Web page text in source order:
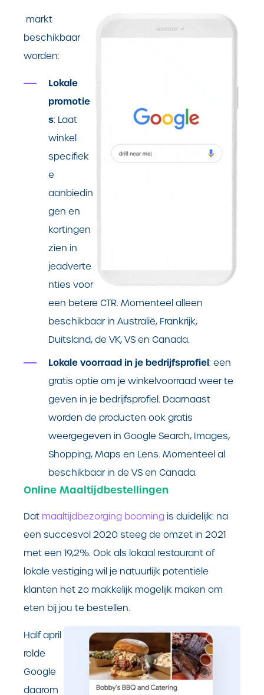
markt
beschikbaar
worden:
Lokale
promotie
s: Laat
winkel
specifiek
e
aanbiedin
gen en
kortingen
zien in
jeadverte
nties voor
een betere CTR. Momenteel alleen
beschikbaar in Australië, Frankrijk,
Duitsland, de VK, VS en Canada.
Lokale voorraad in je bedrijfsprofiel: een
gratis optie om je winkelvoorraad weer te
geven in je bedrijfsprofiel. Daarnaast
worden de producten ook gratis
weergegeven in Google Search, Images,
Shopping, Maps en Lens. Momenteel al
beschikbaar in de VS en Canada.
Online Maaltijdbestellingen
Dat maaltijdbezorging booming is duidelijk: na
een succesvol 2020 steeg de omzet in 2021
met een 19,2%. Ook als lokaal restaurant of
lokale vestiging wil je natuurlijk potentiële
klanten het zo makkelijk mogelijk maken om
eten bij jou te bestellen.
Half april
rolde
Google
daarom